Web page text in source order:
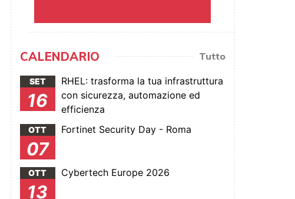
CALENDARIO Tutto
SET
16
RHEL: trasforma la tua infrastruttura
con sicurezza, automazione ed
efficienza
OTT
07
Fortinet Security Day - Roma
OTT
13
Cybertech Europe 2026